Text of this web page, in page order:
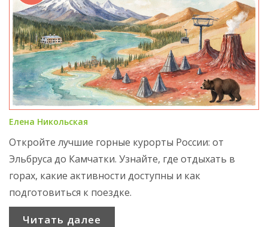
Елена Никольская
Откройте лучшие горные курорты России: от
Эльбруса до Камчатки. Узнайте, где отдыхать в
горах, какие активности доступны и как
подготовиться к поездке.
Читать далее